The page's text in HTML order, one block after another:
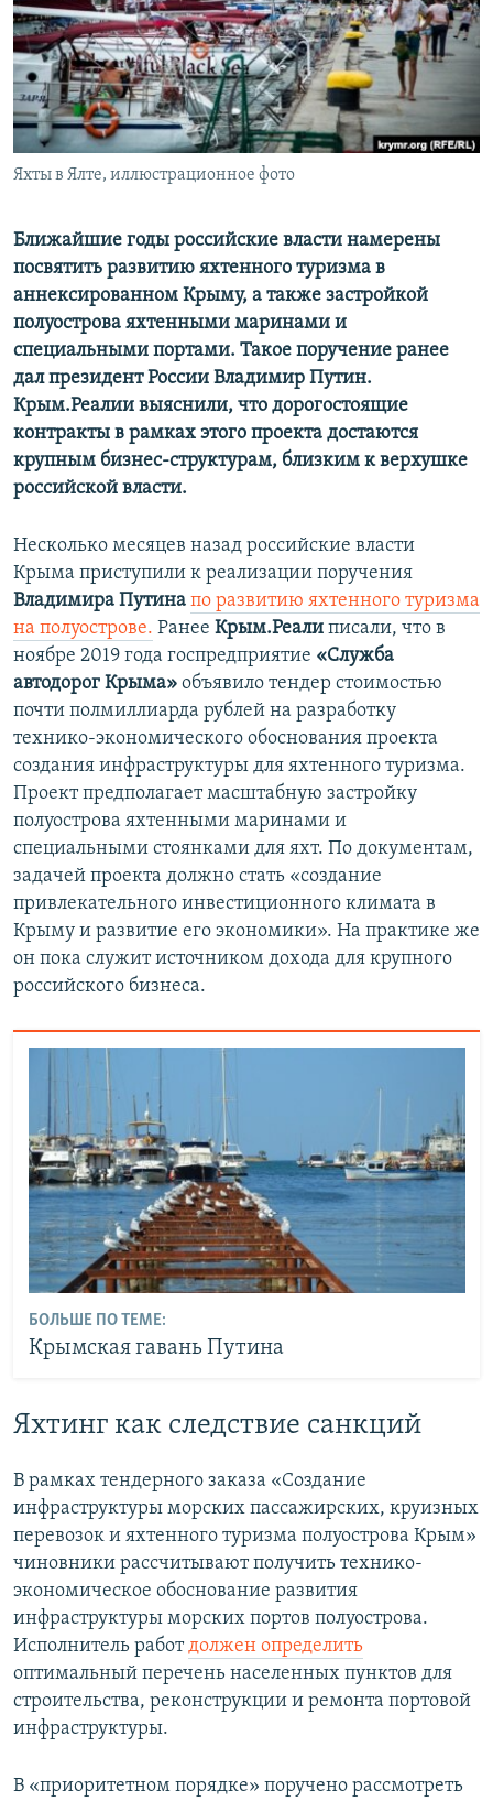
ПОБЕДИТЕЛЕЙ НЕ СУДЯТ?
КРЫМ.НЕПОКОРЕННЫЙ
ELIFBE
УКРАИНСКАЯ ПРОБЛЕМА КРЫМА
ПРИСОЕДИНЯЙТЕСЬ!
Все сайты RFE/RL
Яхты в Ялте, иллюстрационное фото
Ближайшие годы российские власти намерены
посвятить развитию яхтенного туризма в
аннексированном Крыму, а также застройкой
полуострова яхтенными маринами и
специальными портами. Такое поручение ранее
дал президент России Владимир Путин.
Крым.Реалии выяснили, что дорогостоящие
контракты в рамках этого проекта достаются
крупным бизнес-структурам, близким к верхушке
российской власти.
Несколько месяцев назад российские власти
Крыма приступили к реализации поручения
Владимира Путина по развитию яхтенного туризма
на полуострове. Ранее Крым.Реали писали, что в
ноябре 2019 года госпредприятие «Служба
автодорог Крыма» объявило тендер стоимостью
почти полмиллиарда рублей на разработку
технико-экономического обоснования проекта
создания инфраструктуры для яхтенного туризма.
Проект предполагает масштабную застройку
полуострова яхтенными маринами и
специальными стоянками для яхт. По документам,
задачей проекта должно стать «создание
привлекательного инвестиционного климата в
Крыму и развитие его экономики». На практике же
он пока служит источником дохода для крупного
российского бизнеса.
БОЛЬШЕ ПО ТЕМЕ:
Крымская гавань Путина
Яхтинг как следствие санкций
В рамках тендерного заказа «Создание
инфраструктуры морских пассажирских, круизных
перевозок и яхтенного туризма полуострова Крым»
чиновники рассчитывают получить технико-
экономическое обоснование развития
инфраструктуры морских портов полуострова.
Исполнитель работдолжен определить
оптимальный перечень населенных пунктов для
строительства, реконструкции и ремонта портовой
инфраструктуры.
В «приоритетном порядке» поручено рассмотреть